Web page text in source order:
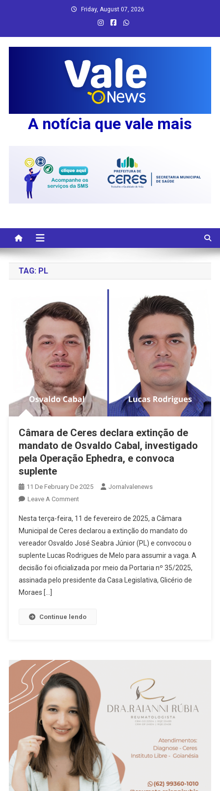
Friday, August 07, 2026
A notícia que vale mais
TAG: PL
Câmara de Ceres declara extinção de
mandato de Osvaldo Cabal, investigado
pela Operação Ephedra, e convoca
suplente
11 De February De 2025
Jornalvalenews
Leave A CommentOn
De
Ceres
Declara
Extinção
De
Mandato
Convoca
Suplente
Nesta terça-feira, 11 de fevereiro de 2025, a Câmara
Municipal de Ceres declarou a extinção do mandato do
vereador Osvaldo José Seabra Júnior (PL) e convocou o
suplente Lucas Rodrigues de Melo para assumir a vaga. A
decisão foi oficializada por meio da Portaria nº 35/2025,
assinada pelo presidente da Casa Legislativa, Glicério de
Moraes […]
Continue lendo